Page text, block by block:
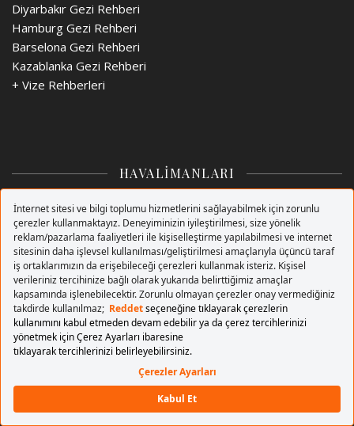
Diyarbakır Gezi Rehberi
Hamburg Gezi Rehberi
Barselona Gezi Rehberi
Kazablanka Gezi Rehberi
+ Vize Rehberleri
HAVALİMANLARI
+ Havalimanları
Sabiha Gökçen Havalimanı
Esenboğa Havalimanı
Adnan Menderes Havalimanı
Ercan Havalimanı
Berlin Brandenburg Havalimanı
Londra Stansted Havalimanı
Barselona Uluslararası Havalimanı
Amsterdam Schiphol Havalimanı